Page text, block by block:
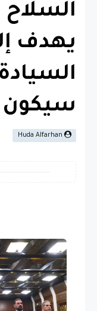
السلاح
يهدف
سيكون
Huda Alfarhan